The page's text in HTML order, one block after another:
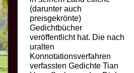
(darunter auch
preisgekrönte)
Gedichtbücher
veröffentlicht hat. Die nach
uralten
Konnotationsverfahren
verfassten Gedichte Tian